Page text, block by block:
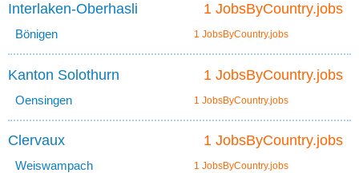
1 JobsByCountry.jobs
Interlaken-Oberhasli
Bönigen 1 JobsByCountry.jobs
1 JobsByCountry.jobs
Kanton Solothurn
Oensingen 1 JobsByCountry.jobs
1 JobsByCountry.jobs
Clervaux
Weiswampach 1 JobsByCountry.jobs